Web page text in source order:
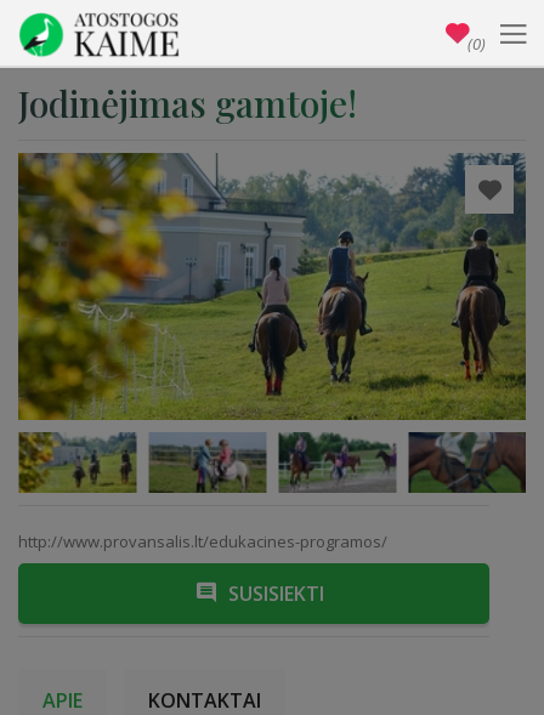
Jodinėjimas gamtoje!
http://www.provansalis.lt/edukacines-programos/
SUSISIEKTI
APIE KONTAKTAI
(0)